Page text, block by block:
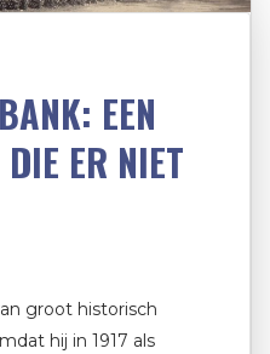
EEN
ER NIET
groot historisch
hij in 1917 als